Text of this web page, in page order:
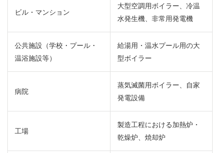
ビル・マンション
大型空調用ボイラー、冷温
水発生機、非常用発電機
公共施設（学校・プール・
温浴施設等）
給湯用・温水プール用の大
型ボイラー
病院
蒸気滅菌用ボイラー、自家
発電設備
工場
製造工程における加熱炉・
乾燥炉、焼却炉